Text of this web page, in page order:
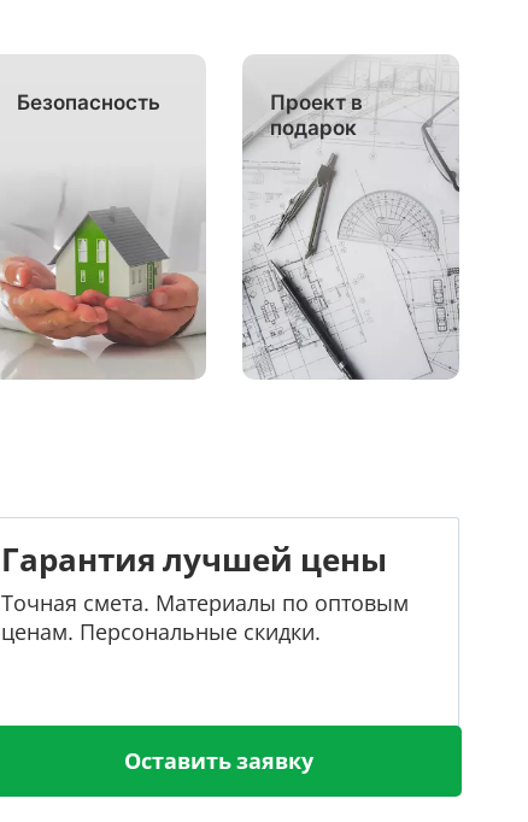
Безопасность
Проект в
подарок
Гарантия лучшей цены
Точная смета. Материалы по оптовым
ценам. Персональные скидки.
Оставить заявку